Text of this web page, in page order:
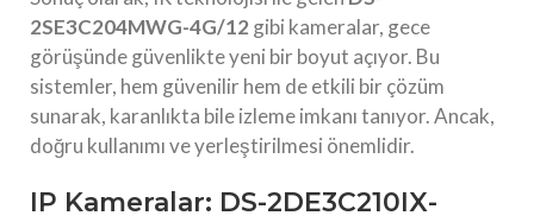
2SE3C204MWG-4G/12 gibi kameralar, gece
görüşünde güvenlikte yeni bir boyut açıyor. Bu
sistemler, hem güvenilir hem de etkili bir çözüm
sunarak, karanlıkta bile izleme imkanı tanıyor. Ancak,
doğru kullanımı ve yerleştirilmesi önemlidir.
IP Kameralar: DS-2DE3C210IX-